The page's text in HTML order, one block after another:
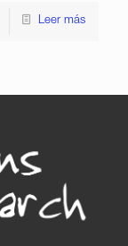
Leer más